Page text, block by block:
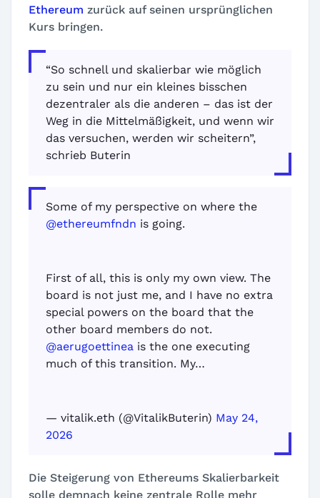
Ethereum zurück auf seinen ursprünglichen
Kurs bringen.
“So schnell und skalierbar wie möglich
zu sein und nur ein kleines bisschen
dezentraler als die anderen – das ist der
Weg in die Mittelmäßigkeit, und wenn wir
das versuchen, werden wir scheitern”,
schrieb Buterin
Some of my perspective on where the
@ethereumfndn is going.
First of all, this is only my own view. The
board is not just me, and I have no extra
special powers on the board that the
other board members do not.
@aerugoettinea is the one executing
much of this transition. My…
— vitalik.eth (@VitalikButerin) May 24,
2026
Die Steigerung von Ethereums Skalierbarkeit
solle demnach keine zentrale Rolle mehr